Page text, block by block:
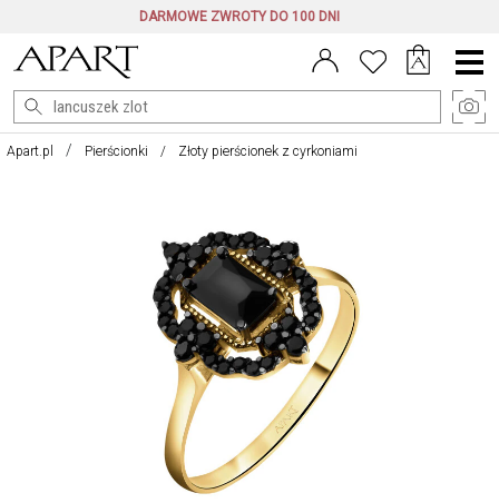
DARMOWE ZWROTY DO 100 DNI
Menu
główne
Apart.pl Pierścionki Złoty pierścionek z cyrkoniami